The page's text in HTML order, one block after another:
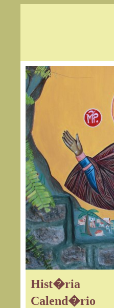
Hist�ria
Calend�rio